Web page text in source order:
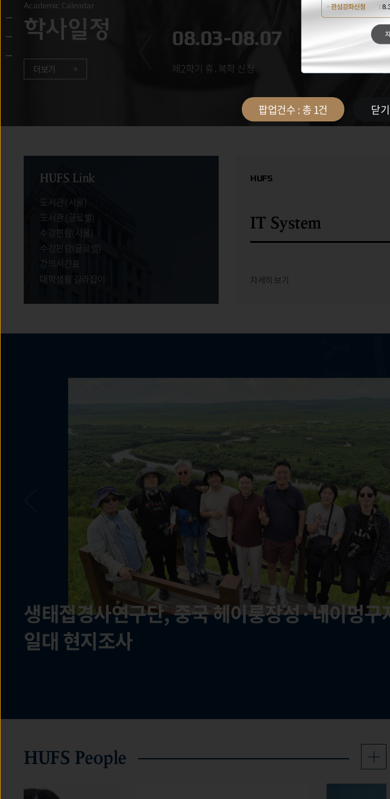
Academic Calendar
학사일정
더보기
기 학위수여식
08.03-08.07
제2학기 휴․복학 신청 사
HUFS
HUFS Link
자세히 보기
HUFS Link
도서관 (서울)
도서관 (글로벌)
수강편람(서울)
수강편람(글로벌)
강의시간표
대학생활 길라잡이
HUFS
IT System
자세히 보기
생태접경사연구단, 중국 헤이룽장성·네이멍구
일대 현지조사
역사문화연구소 생태접경사연구단 제4회 정기 콜로키움
개최
극지연구센터, 인도 외교부 대표단과 극지 연구
논의
국제지역연구센터 HK+국가전략사업단, 특별 콜
개최
중동연구소, 2026 IMES International
개최
역사문화연구소 생태접경사연구단
HUFS People
팝업건수 : 총 1건 닫기